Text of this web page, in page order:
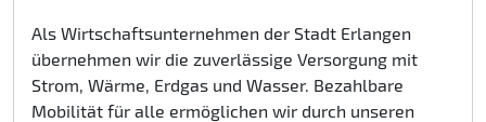
Als Wirtschaftsunternehmen der Stadt Erlangen
übernehmen wir die zuverlässige Versorgung mit
Strom, Wärme, Erdgas und Wasser. Bezahlbare
Mobilität für alle ermöglichen wir durch unseren